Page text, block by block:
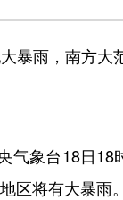
雨，南方大
台18日18
区将有大暴